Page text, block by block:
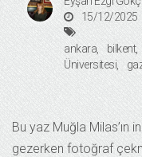
15/12/2025
ankara bilkent
Üniversitesi
Bu yaz Muğla Milas’ın
gezerken fotoğraf